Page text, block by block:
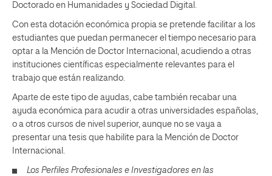
Doctorado en Humanidades y Sociedad Digital.
Con esta dotación económica propia se pretende facilitar a los
estudiantes que puedan permanecer el tiempo necesario para
optar a la Mención de Doctor Internacional, acudiendo a otras
instituciones científicas especialmente relevantes para el
trabajo que están realizando.
Aparte de este tipo de ayudas, cabe también recabar una
ayuda económica para acudir a otras universidades españolas,
o a otros cursos de nivel superior, aunque no se vaya a
presentar una tesis que habilite para la Mención de Doctor
Internacional.
Los Perfiles Profesionales e Investigadores en las